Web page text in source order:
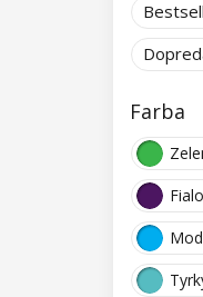
Farba